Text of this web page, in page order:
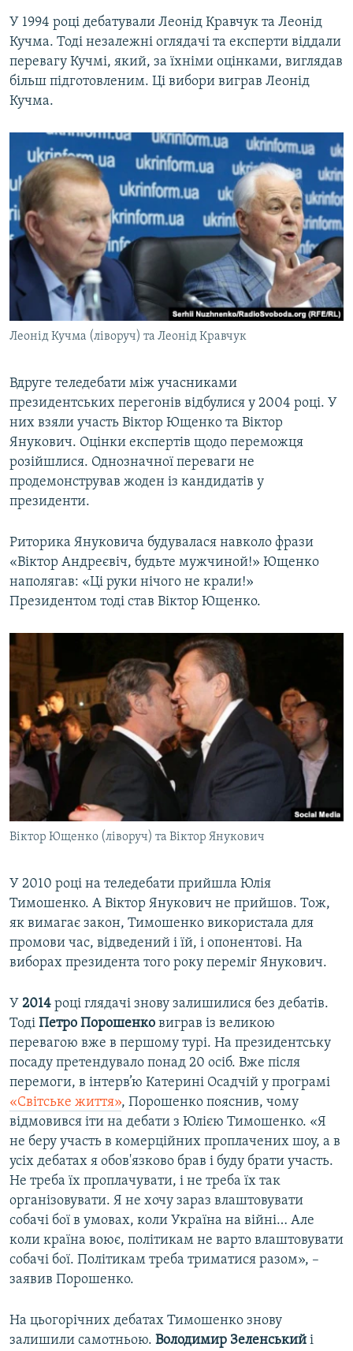
У 1994 році дебатували Леонід Кравчук та Леонід
Кучма. Тоді незалежні оглядачі та експерти віддали
перевагу Кучмі, який, за їхніми оцінками, виглядав
більш підготовленим. Ці вибори виграв Леонід
Кучма.
Леонід Кучма (ліворуч) та Леонід Кравчук
​Вдруге теледебати між учасниками
президентських перегонів відбулися у 2004 році. У
них взяли участь Віктор Ющенко та Віктор
Янукович. Оцінки експертів щодо переможця
розійшлися. Однозначної переваги не
продемонстрував жоден із кандидатів у
президенти.
Риторика Януковича будувалася навколо фрази
«Віктор Андреєвіч, будьте мужчиной!» Ющенко
наполягав: «Ці руки нічого не крали!»
Президентом тоді став Віктор Ющенко.
Віктор Ющенко (ліворуч) та Віктор Янукович
У 2010 році на теледебати прийшла Юлія
Тимошенко. А Віктор Янукович не прийшов. Тож,
як вимагає закон, Тимошенко використала для
промови час, відведений і їй, і опонентові. На
виборах президента того року переміг Янукович.
У 2014 році глядачі знову залишилися без дебатів.
Тоді Петро Порошенко виграв із великою
перевагою вже в першому турі. На президентську
посаду претендувало понад 20 осіб. Вже після
перемоги, в інтерв’ю Катерині Осадчій у програмі
«Світське життя», Порошенко пояснив, чому
відмовився іти на дебати з Юлією Тимошенко. «Я
не беру участь в комерційних проплачених шоу, а в
усіх дебатах я обов'язково брав і буду брати участь.
Не треба їх проплачувати, і не треба їх так
організовувати. Я не хочу зараз влаштовувати
собачі бої в умовах, коли Україна на війні… Але
коли країна воює, політикам не варто влаштовувати
собачі бої. Політикам треба триматися разом», –
заявив Порошенко.
На цьогорічних дебатах Тимошенко знову
залишили самотньою. Володимир Зеленський і